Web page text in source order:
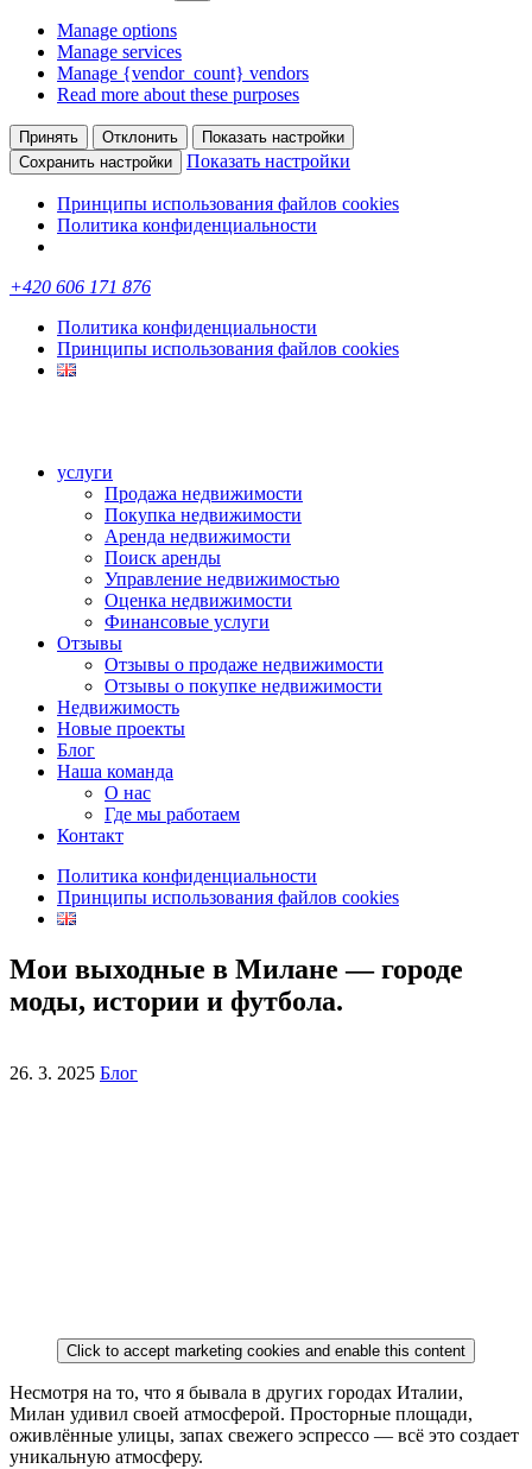
Manage options
Manage services
Manage {vendor_count} vendors
Read more about these purposes
Принять Отклонить
Показать настройки
Сохранить настройки
Показать настройки
Принципы использования файлов cookies
Политика конфиденциальности
+420 606 171 876
Политика конфиденциальности
Принципы использования файлов cookies
услуги
Продажа недвижимости
Покупка недвижимости
Аренда недвижимости
Поиск аренды
Управление недвижимостью
Оценка недвижимости
Финансовые услуги
Отзывы
Отзывы о продаже недвижимости
Отзывы о покупке недвижимости
Hедвижимость
Новые проекты
Блог
Наша команда
О нас
Где мы работаем
Контакт
Политика конфиденциальности
Принципы использования файлов cookies
Мои выходные в Милане — городе
моды, истории и футбола.
26. 3. 2025 Блог
Click to accept marketing cookies and enable this content
Несмотря на то, что я бывала в других городах Италии,
Милан удивил своей атмосферой. Просторные площади,
оживлённые улицы, запах свежего эспрессо — всё это создает
уникальную атмосферу.